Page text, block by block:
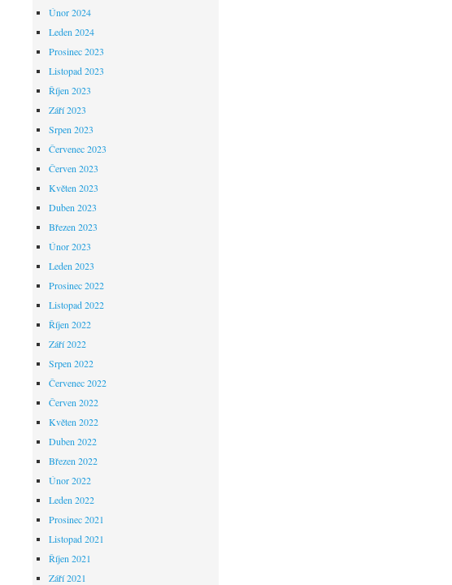
Únor 2024
Leden 2024
Prosinec 2023
Listopad 2023
Říjen 2023
Září 2023
Srpen 2023
Červenec 2023
Červen 2023
Květen 2023
Duben 2023
Březen 2023
Únor 2023
Leden 2023
Prosinec 2022
Listopad 2022
Říjen 2022
Září 2022
Srpen 2022
Červenec 2022
Červen 2022
Květen 2022
Duben 2022
Březen 2022
Únor 2022
Leden 2022
Prosinec 2021
Listopad 2021
Říjen 2021
Září 2021